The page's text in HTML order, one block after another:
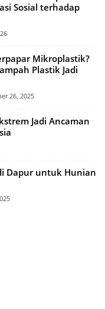
Sosial terhadap
Mikroplastik?
Plastik Jadi
26, 2025
Jadi Ancaman
Dapur untuk Hunian